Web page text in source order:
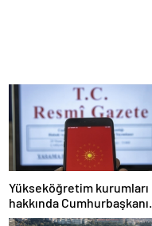
Yükseköğretim kurumları
hakkında Cumhurbaşkanı
kararı Resmi Gazete’de